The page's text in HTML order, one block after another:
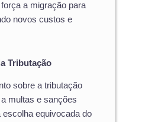
a migração para
novos custos e
Tributação
sobre a tributação
multas e sanções
equivocada do